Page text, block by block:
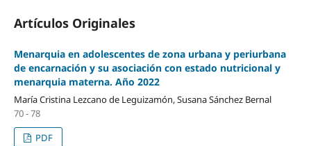
Artículos Originales
Menarquia en adolescentes de zona urbana y periurbana
de encarnación y su asociación con estado nutricional y
menarquia materna. Año 2022
María Cristina Lezcano de Leguizamón, Susana Sánchez Bernal
70 - 78
PDF